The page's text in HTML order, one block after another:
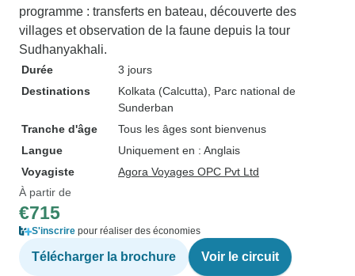
programme : transferts en bateau, découverte des
villages et observation de la faune depuis la tour
Sudhanyakhali.
Durée
3 jours
Destinations
Kolkata (Calcutta) , Parc national de
Sunderban
Tranche d'âge
Tous les âges sont bienvenus
Langue
Uniquement en : Anglais
Voyagiste
Agora Voyages OPC Pvt Ltd
À partir de
€715
S'inscrire pour réaliser des économies
Télécharger la brochure Voir le circuit